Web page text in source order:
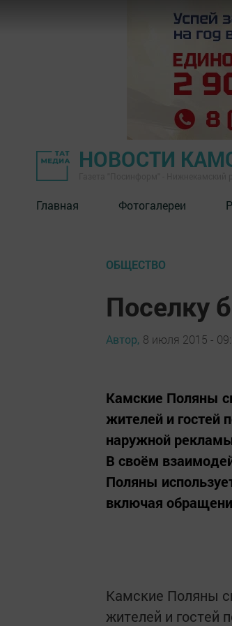
НОВОСТИ
Главная Фотогалереи
ОБЩЕСТВО
Поселку
Автор, 8 июля 2015 -
Камские Поляны
жителей и гостей
наружной
В своём
Поляны
включая
Камские Поляны
жителей и гостей